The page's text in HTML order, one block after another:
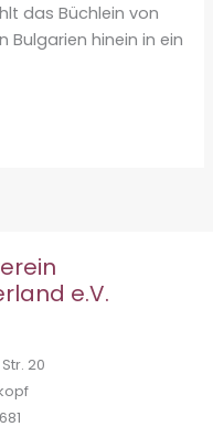
das Büchlein von
Bulgarien hinein in ein
e.V.
20